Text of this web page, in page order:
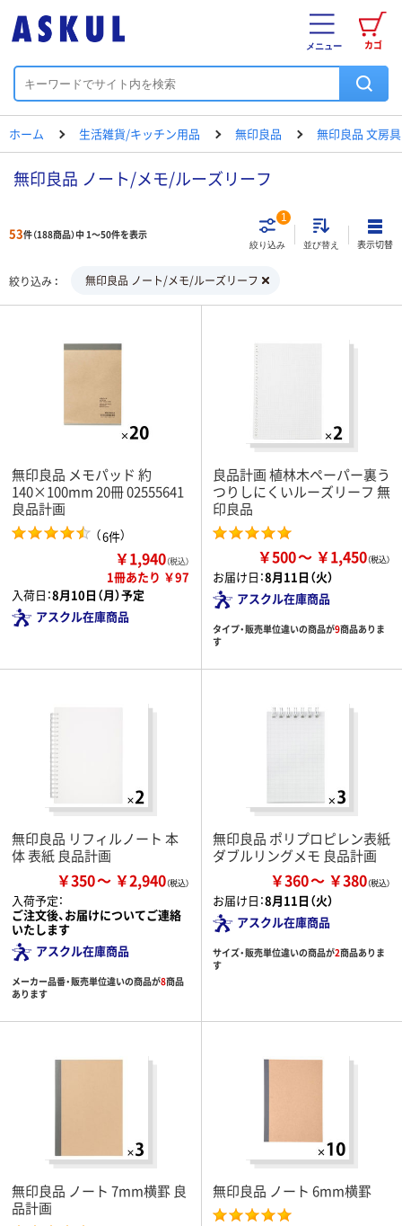
カゴ
メニュー
ホーム 生活雑貨/キッチン用品 無印良品 無印良品 文房具
無印良品 ノート/メモ/ルーズリーフ
53件（188商品）中 1～50件を表示
絞り込み
1
並び替え 表示切替
絞り込み 無印良品 ノート/メモ/ルーズリーフ
無印良品 メモパッド 約
140×100mm 20冊 02555641
良品計画
（6件）
￥1,940（税込）
1冊あたり ￥97
入荷日：8月10日（月）予定
アスクル在庫商品
良品計画 植林木ペーパー裏う
つりしにくいルーズリーフ 無
印良品
￥500 ￥1,450
お届け日：8月11日（火）
アスクル在庫商品
タイプ・販売単位違いの商品が9商品ありま
す
無印良品 リフィルノート 本
体 表紙 良品計画
￥350 ￥2,940
入荷予定：
ご注文後、お届けについてご連絡
いたします
アスクル在庫商品
メーカー品番・販売単位違いの商品が8商品
あります
無印良品 ポリプロピレン表紙
ダブルリングメモ 良品計画
￥360 ￥380
お届け日：8月11日（火）
アスクル在庫商品
サイズ・販売単位違いの商品が2商品ありま
す
無印良品 ノート 7mm横罫 良
品計画
無印良品 ノート 6mm横罫